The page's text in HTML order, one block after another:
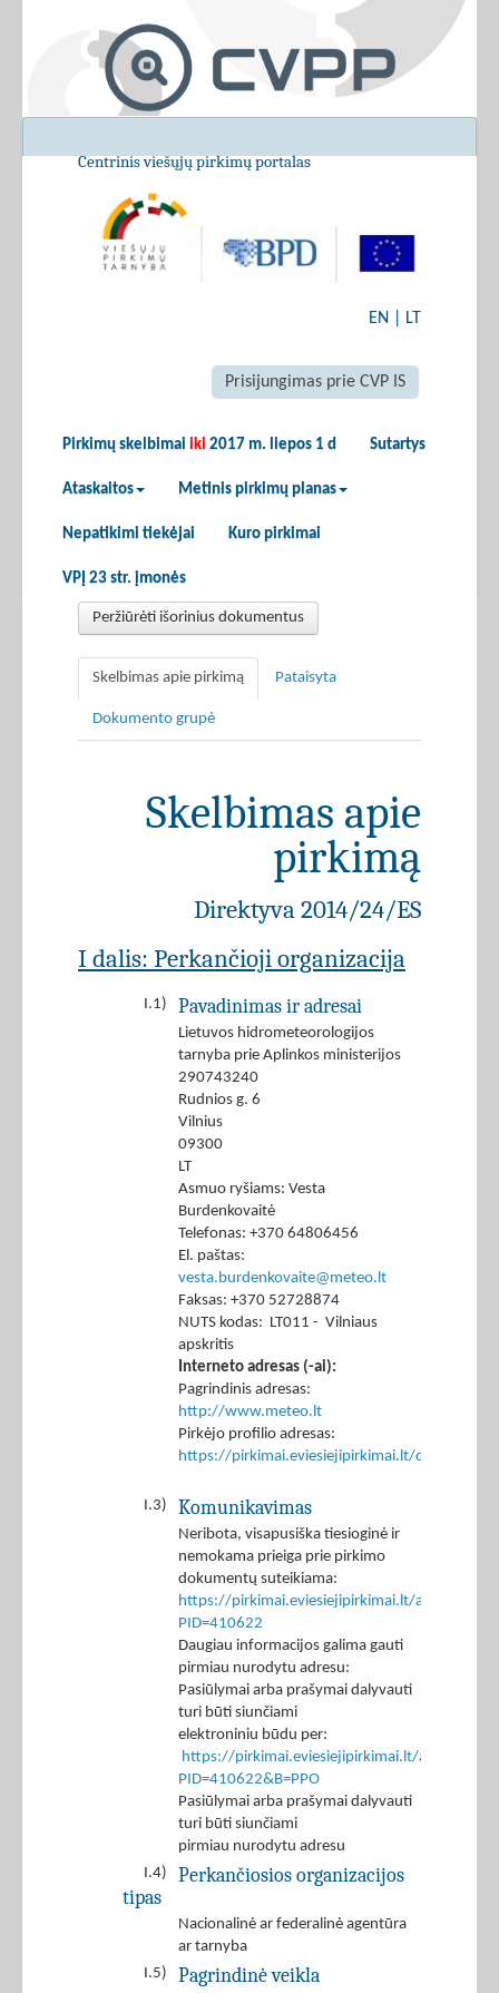
Centrinis viešųjų pirkimų portalas
EN LT
Prisijungimas prie CVP IS
Pirkimų skelbimai iki 2017 m. liepos 1 d Sutartys
Ataskaitos Metinis pirkimų planas
Nepatikimi tiekėjai Kuro pirkimai
VPĮ 23 str. įmonės
Peržiūrėti išorinius dokumentus
Skelbimas apie pirkimą Pataisyta
Dokumento grupė
Skelbimas apie
pirkimą
Direktyva 2014/24/ES
I dalis: Perkančioji organizacija
I.1) Pavadinimas ir adresai
Lietuvos hidrometeorologijos
tarnyba prie Aplinkos ministerijos
290743240
Rudnios g. 6
Vilnius
09300
LT
Asmuo ryšiams: Vesta
Burdenkovaitė
Telefonas: +370 64806456
El. paštas:
vesta.burdenkovaite@meteo.lt
Faksas: +370 52728874
NUTS kodas: LT011 - Vilniaus
apskritis
Interneto adresas (-ai):
Pagrindinis adresas:
http://www.meteo.lt
Pirkėjo profilio adresas:
https://pirkimai.eviesiejipirkimai.lt/ctm/
I.3) Komunikavimas
Neribota, visapusiška tiesioginė ir
nemokama prieiga prie pirkimo
dokumentų suteikiama:
https://pirkimai.eviesiejipirkimai.lt/app/rfq/
PID=410622
Daugiau informacijos galima gauti
pirmiau nurodytu adresu:
Pasiūlymai arba prašymai dalyvauti
turi būti siunčiami
elektroniniu būdu per:
https://pirkimai.eviesiejipirkimai.lt/app/rfq/
PID=410622&B=PPO
Pasiūlymai arba prašymai dalyvauti
turi būti siunčiami
pirmiau nurodytu adresu
I.4)
Perkančiosios organizacijos
tipas
Nacionalinė ar federalinė agentūra
ar tarnyba
I.5)
Pagrindinė veikla